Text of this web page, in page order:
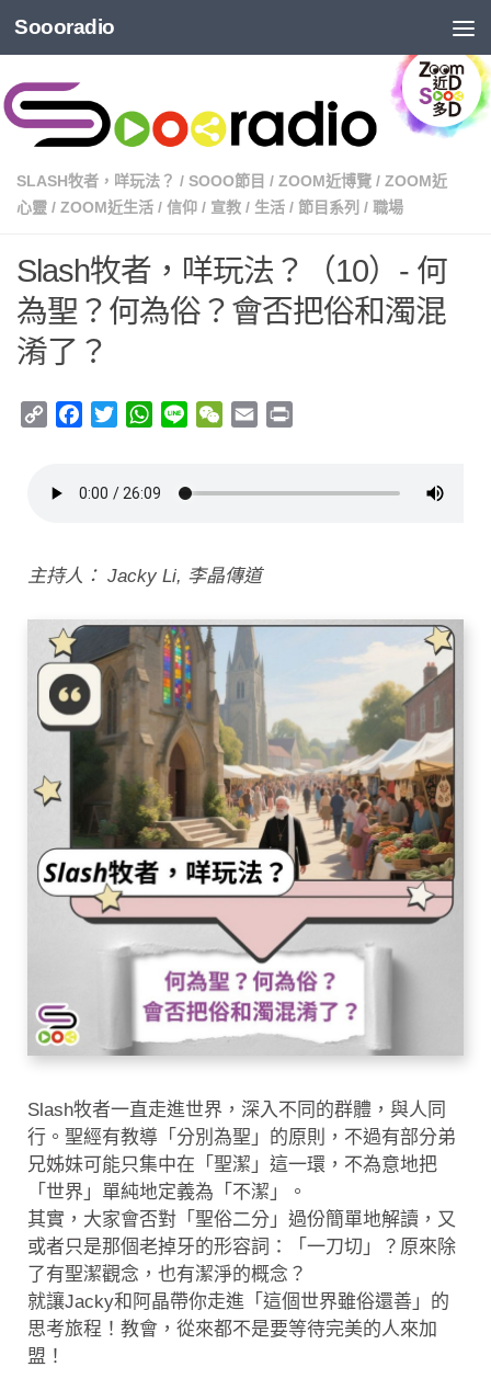
Soooradio
SLASH牧者，咩玩法？ / SOOO節目 / ZOOM近博覽 / ZOOM近
心靈 / ZOOM近生活 / 信仰 / 宣教 / 生活 / 節目系列 / 職場
Slash牧者，咩玩法？（10）- 何
為聖？何為俗？會否把俗和濁混
淆了？
Copy
Facebook
TwitterWhatsApp
Line WeChat
Email
主持人： Jacky Li, 李晶傳道
Slash牧者一直走進世界，深入不同的群體，與人同
行。聖經有教導「分別為聖」的原則，不過有部分弟
兄姊妹可能只集中在「聖潔」這一環，不為意地把
「世界」單純地定義為「不潔」。
其實，大家會否對「聖俗二分」過份簡單地解讀，又
或者只是那個老掉牙的形容詞：「一刀切」？原來除
了有聖潔觀念，也有潔淨的概念？
就讓Jacky和阿晶帶你走進「這個世界雖俗還善」的
思考旅程！教會，從來都不是要等待完美的人來加
盟！